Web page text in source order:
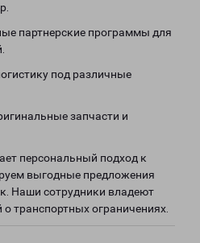
партнерские программы для
под различные
запчасти и
персональный подход к
выгодные предложения
Наши сотрудники владеют
транспортных ограничениях.